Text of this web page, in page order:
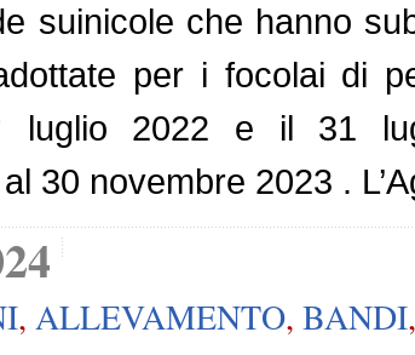
suinicole che hanno
per i focolai di
luglio 2022 e il 31
30 novembre 2023 .
, ALLEVAMENTO, BANDI,